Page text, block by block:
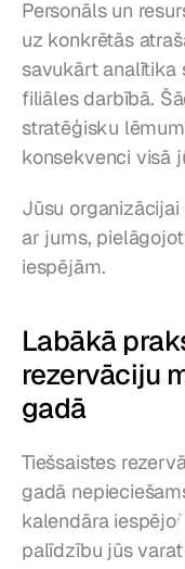
Personāls un
uz konkrētās
savukārt analītika
filiāles darbībā.
stratēģisku
konsekvenci visā
Jūsu
ar jums,
iespējām.
Labākā
rezervāciju
gadā
Tiešsaistes
gadā
kalendāra
palīdzību jūs